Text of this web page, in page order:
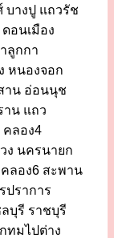
บางปู แถวรัช
อนเมือง
ลูกกา
หนองจอก
าน อ่อนนุช
น แถว
ลอง4
ง นครนายก
ลอง6 สะพาน
ปราการ
บุรี ราชบุรี
ทมไปต่าง